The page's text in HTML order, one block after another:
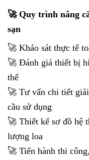
🚀 Quy trình nâng
sạn
🚀 Khảo sát thực tế
🚀 Đánh giá thiết bị
thế
🚀 Tư vấn chi tiết
cầu sử dụng
🚀 Thiết kế sơ đồ hệ
lượng loa
🚀 Tiến hành thi